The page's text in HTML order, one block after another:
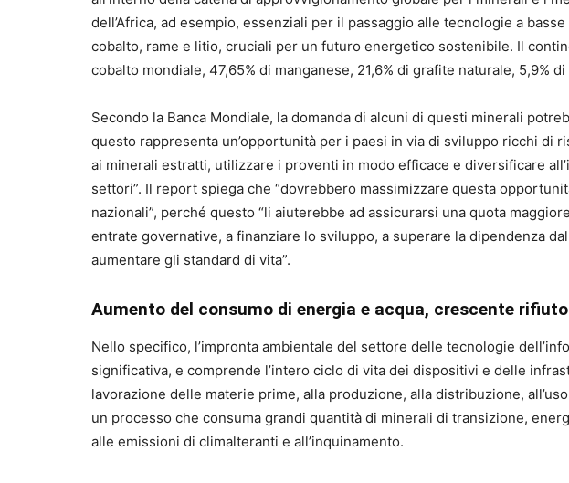
dell’Africa, ad esempio, essenziali per il passaggio alle tecnologie a
cobalto, rame e litio, cruciali per un futuro energetico sostenibile. Il
cobalto mondiale, 47,65% di manganese, 21,6% di grafite naturale, 5,9%
Secondo la Banca Mondiale, la domanda di alcuni di questi minerali
questo rappresenta un’opportunità per i paesi in via di sviluppo ricchi di
ai minerali estratti, utilizzare i proventi in modo efficace e diversificare
settori”. Il report spiega che “dovrebbero massimizzare questa
nazionali”, perché questo “li aiuterebbe ad assicurarsi una quota
entrate governative, a finanziare lo sviluppo, a superare la dipendenza
aumentare gli standard di vita”.
Aumento del consumo di energia e acqua, crescente
Nello specifico, l’impronta ambientale del settore delle tecnologie
significativa, e comprende l’intero ciclo di vita dei dispositivi e delle
lavorazione delle materie prime, alla produzione, alla distribuzione,
un processo che consuma grandi quantità di minerali di transizione,
alle emissioni di climalteranti e all’inquinamento.